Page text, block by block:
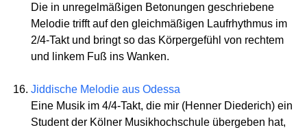
Die in unregelmäßigen Betonungen geschriebene
Melodie trifft auf den gleichmäßigen Laufrhythmus im
2/4-Takt und bringt so das Körpergefühl von rechtem
und linkem Fuß ins Wanken.
Jiddische Melodie aus Odessa
Eine Musik im 4/4-Takt, die mir (Henner Diederich) ein
Student der Kölner Musikhochschule übergeben hat,